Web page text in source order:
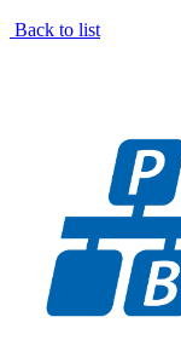
Back to list